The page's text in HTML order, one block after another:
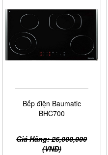
Bếp điện Baumatic
BHC700
Giá Hãng: 26,000,000
(VNĐ)